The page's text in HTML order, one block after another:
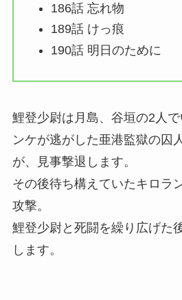
186話 忘れ物
189話 けっ痕
190話 明日のために
鯉登少尉は月島、谷垣の2人
ンケが逃がした亜港監獄の囚
が、見事撃退します。
その後待ち構えていたキロラ
攻撃。
鯉登少尉と死闘を繰り広げた
します。